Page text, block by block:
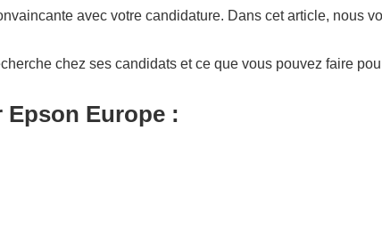
avec votre candidature. Dans cet article, nous
chez ses candidats et ce que vous pouvez faire
Europe :